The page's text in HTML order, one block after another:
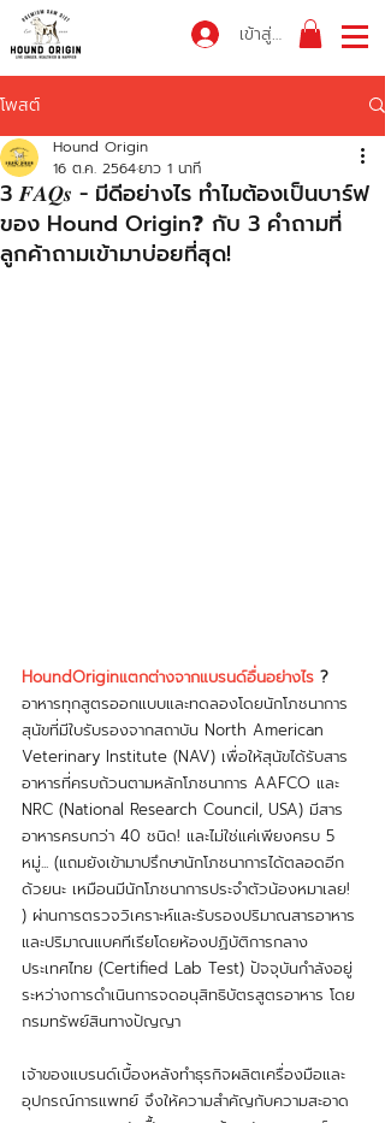
เข้าสู่ระบบ
โพสต์
3 𝑭𝑨𝑸𝒔 - มีดีอย่างไร ทำไมต้องเป็นบาร์ฟ
ของ Hound Origin❓ กับ 3 คำถามที่
ลูกค้าถามเข้ามาบ่อยที่สุด!
Hound Origin
16 ต.ค. 2564ยาว 1 นาที
HoundOriginแตกต่างจากแบรนด์อื่นอย่างไร ?
อาหารทุกสูตรออกแบบและทดลองโดยนักโภชนาการ
สุนัขที่มีใบรับรองจากสถาบัน North American
Veterinary Institute (NAV) เพื่อให้สุนัขได้รับสาร
อาหารที่ครบถ้วนตามหลักโภชนาการ AAFCO และ
NRC (National Research Council, USA) มีสาร
อาหารครบกว่า 40 ชนิด! และไม่ใช่แค่เพียงครบ 5
หมู่... (แถมยังเข้ามาปรึกษานักโภชนาการได้ตลอดอีก
ด้วยนะ เหมือนมีนักโภชนาการประจำตัวน้องหมาเลย!
) ผ่านการตรวจวิเคราะห์และรับรองปริมาณสารอาหาร
และปริมาณแบคทีเรียโดยห้องปฏิบัติการกลาง
ประเทศไทย (Certified Lab Test) ปัจจุบันกำลังอยู่
ระหว่างการดำเนินการจดอนุสิทธิบัตรสูตรอาหาร โดย
กรมทรัพย์สินทางปัญญา
เจ้าของแบรนด์เบื้องหลังทำธุรกิจผลิตเครื่องมือและ
อุปกรณ์การแพทย์ จึงให้ความสำคัญกับความสะอาด